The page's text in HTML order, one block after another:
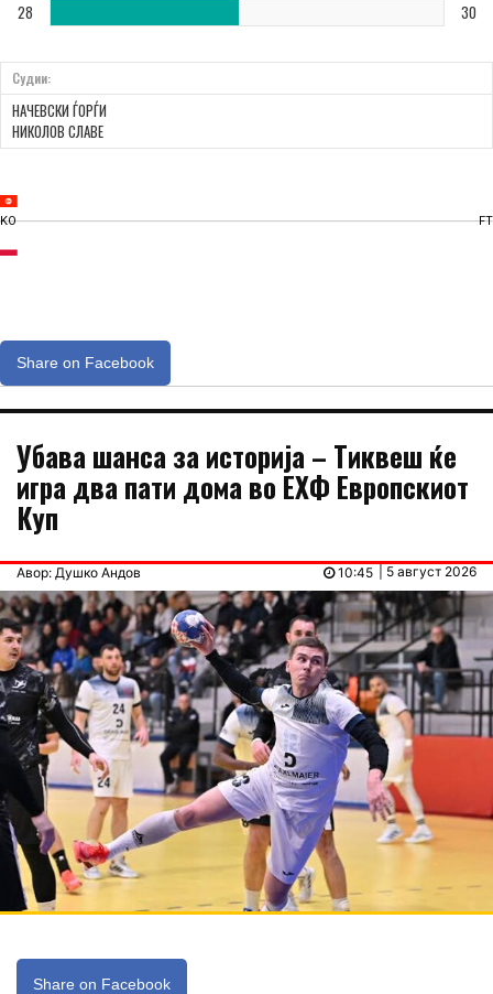
28 30
Судии:
НАЧЕВСКИ ЃОРЃИ
НИКОЛОВ СЛАВЕ
KO FT
Share on Facebook
Убава шанса за историја – Тиквеш ќе
игра два пати дома во ЕХФ Европскиот
Куп
Авор: Душко Андов | 5 август 2026
10:45
Share on Facebook